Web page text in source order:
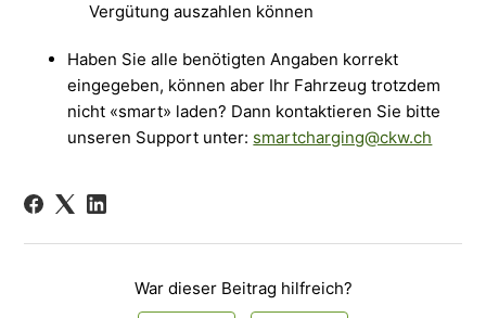
Vergütung auszahlen können
Haben Sie alle benötigten Angaben korrekt
eingegeben, können aber Ihr Fahrzeug trotzdem
nicht «smart» laden? Dann kontaktieren Sie bitte
unseren Support unter: smartcharging@ckw.ch
War dieser Beitrag hilfreich?